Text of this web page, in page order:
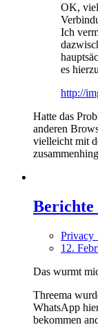
OK,
Ich
es
http://
Hatte das
anderen
vielleicht mit
Berichte
12.
Das wurmt
Threema
WhatsApp
bekommen